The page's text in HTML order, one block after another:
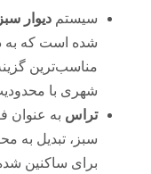
سیستم دیوار
شده است که به
مناسب‌ترین
شهری با
تراس به عنوان
سبز، تبدیل به
برای ساکنین